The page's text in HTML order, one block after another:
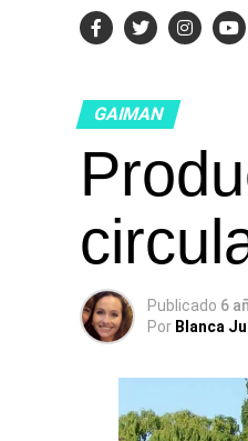
GAIMAN
Publicado 6
Por Blanca